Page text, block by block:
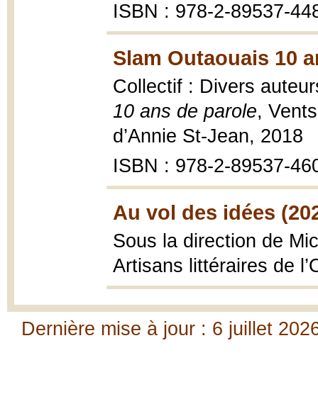
ISBN : 978-2-89537-
Slam Outaouais 10
Collectif : Divers
10 ans de parole,
d’Annie St-Jean, 2018
ISBN : 978-2-89537-
Au vol des idées
Sous la direction de
Artisans littéraires de
Dernière mise à jour : 6 juillet